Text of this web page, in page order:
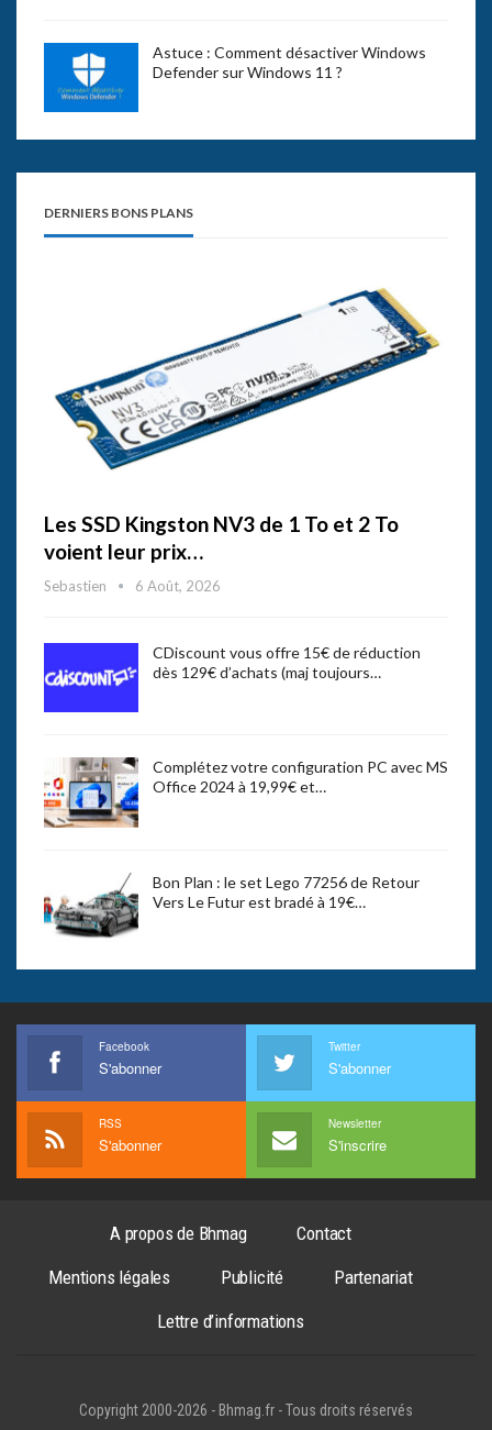
Astuce : Comment désactiver Windows
Defender sur Windows 11 ?
DERNIERS BONS PLANS
Les SSD Kingston NV3 de 1 To et 2 To
voient leur prix…
Sebastien 6 Août, 2026
CDiscount vous offre 15€ de réduction
dès 129€ d’achats (maj toujours…
Complétez votre configuration PC avec MS
Office 2024 à 19,99€ et…
Bon Plan : le set Lego 77256 de Retour
Vers Le Futur est bradé à 19€…
Facebook
S'abonner
Twitter
S'abonner
RSS
S'abonner
Newsletter
S'inscrire
A propos de Bhmag
Contact
Mentions légales
Publicité
Partenariat
Lettre d’informations
Copyright 2000-2026 - Bhmag.fr - Tous droits réservés